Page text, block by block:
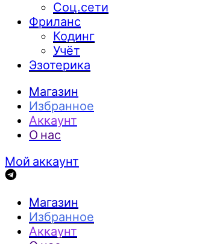
Соц.сети
Фриланс
Кодинг
Учёт
Эзотерика
Магазин
Избранное
Аккаунт
О нас
Мой аккаунт
Магазин
Избранное
Аккаунт